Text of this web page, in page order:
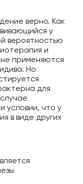
верно. Как
у
вероятностью
и
применяются
Но
для
условии, что у
в виде других